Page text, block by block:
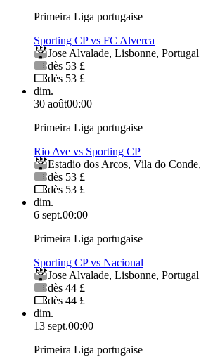
Primeira Liga portugaise
Sporting CP vs FC Alverca
Jose Alvalade, Lisbonne, Portugal
dès 53 £
dès 53 £
dim.
30 août00:00
Primeira Liga portugaise
Rio Ave vs Sporting CP
Estadio dos Arcos, Vila do Conde,
dès 53 £
dès 53 £
dim.
6 sept.00:00
Primeira Liga portugaise
Sporting CP vs Nacional
Jose Alvalade, Lisbonne, Portugal
dès 44 £
dès 44 £
dim.
13 sept.00:00
Primeira Liga portugaise